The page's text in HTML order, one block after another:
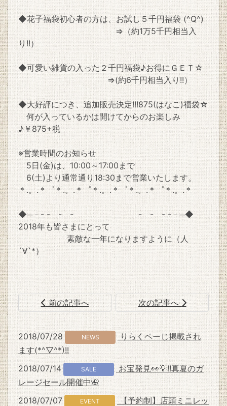
◆花子福袋初心者の方は、お試し５千円福袋 (^Q^)
⇒（約1万5千円相当入
り!!）
◆可愛い雑貨の入った２千円福袋♪お得にＧＥＴ☆
⇒(約6千円相当入り!!）
◆大好評につき、追加販売決定!!!875(はなこ)福袋☆
何が入っているかは開けてからのお楽しみ
♪￥875+税
※営業時間のお知らせ
5日(金)は、10:00～17:00まで
6(土)より通常通り18:30まで営業いたします。
＊.。.＊゜＊.。.＊゜＊.。.＊゜＊.。.＊゜＊.。.＊
◆─－- - - - - - - -－─◆
2018年も皆さまにとって
素敵な一年になりますように（人
´∀`*）
前の記事へ 次の記事へ
2018/07/28 NEWS
りらくペーじ掲載され
ます(*^▽^*)!!
2018/07/14
SALE
お宝発見👀💡!!真夏のガ
レージセール開催中🌺
2018/07/07
EVENT
【予約制】店頭ミニレッ